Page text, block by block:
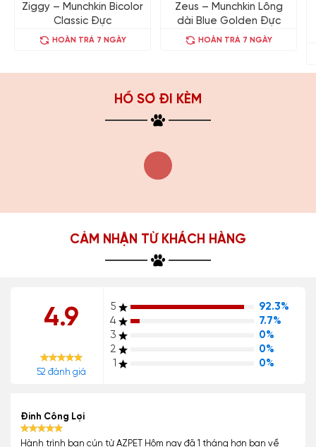
Ziggy – Munchkin Bicolor
Classic Đực
HOÀN TRẢ 7 NGÀY
Zeus – Munchkin Lông
dài Blue Golden Đực
HOÀN TRẢ 7 NGÀY
HỒ SƠ ĐI KÈM
CẢM NHẬN TỪ KHÁCH HÀNG
4.9
52 đánh giá
5
92.3%
4
7.7%
3
0%
2
0%
1
0%
Đinh Công Lợi
Hành trình bạn cún từ AZPET Hôm nay đã 1 tháng hơn bạn về